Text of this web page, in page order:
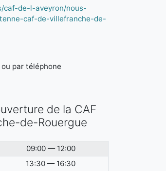
caf-de-l-aveyron/nous-
caf-de-villefranche-de-
par téléphone
de la CAF
de-Rouergue
09:00 — 12:00
13:30 — 16:30